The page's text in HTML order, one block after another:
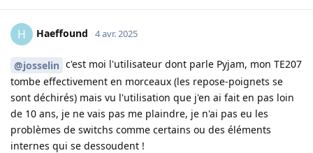
H Haeffound 4 avr. 2025
@josselin c'est moi l'utilisateur dont parle Pyjam, mon TE207
tombe effectivement en morceaux (les repose-poignets se
sont déchirés) mais vu l'utilisation que j'en ai fait en pas loin
de 10 ans, je ne vais pas me plaindre, je n'ai pas eu les
problèmes de switchs comme certains ou des éléments
internes qui se dessoudent !